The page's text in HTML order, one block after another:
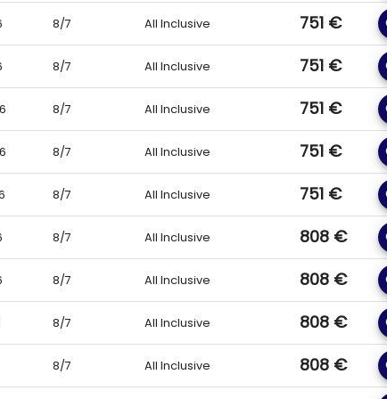
variazioni e modifiche apportate al descrittivo struttura.
evoluzione legate alla gestione Covid19, alcuni servizi
di miniclub, l’animazione, il servizio di assistenza, la
salute dei clienti e dello staff.
per ogni dettaglio specifico.
8/7 All Inclusive 751 €
8/7 All Inclusive 751 €
8/7 All Inclusive 751 €
8/7 All Inclusive 751 €
8/7 All Inclusive 751 €
8/7 All Inclusive 808 €
8/7 All Inclusive 808 €
8/7 All Inclusive 808 €
8/7 All Inclusive 808 €